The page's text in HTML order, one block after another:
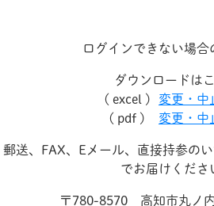
ログインできない場合
ダウンロードは
( excel )
変更・中
( pdf )
変更・中
郵送、FAX、Eメール、直接持参の
でお届けくださ
〒780-8570 高知市丸ノ